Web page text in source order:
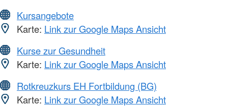
Kursangebote
Karte: Link zur Google Maps Ansicht
Kurse zur Gesundheit
Karte: Link zur Google Maps Ansicht
Rotkreuzkurs EH Fortbildung (BG)
Karte: Link zur Google Maps Ansicht